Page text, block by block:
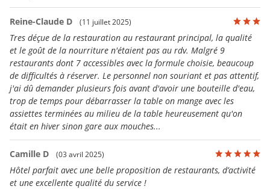
Reine-Claude D (11 juillet 2025)
Tres déçue de la restauration au restaurant principal, la qualité
et le goût de la nourriture n'étaient pas au rdv. Malgré 9
restaurants dont 7 accessibles avec la formule choisie, beaucoup
de difficultés à réserver. Le personnel non souriant et pas attentif,
j'ai dû demander plusieurs fois avant d'avoir une bouteille d'eau,
trop de temps pour débarrasser la table on mange avec les
assiettes terminées au milieu de la table heureusement qu'on
était en hiver sinon gare aux mouches...
Camille D (03 avril 2025)
Hôtel parfait avec une belle proposition de restaurants, d’activité
et une excellente qualité du service !